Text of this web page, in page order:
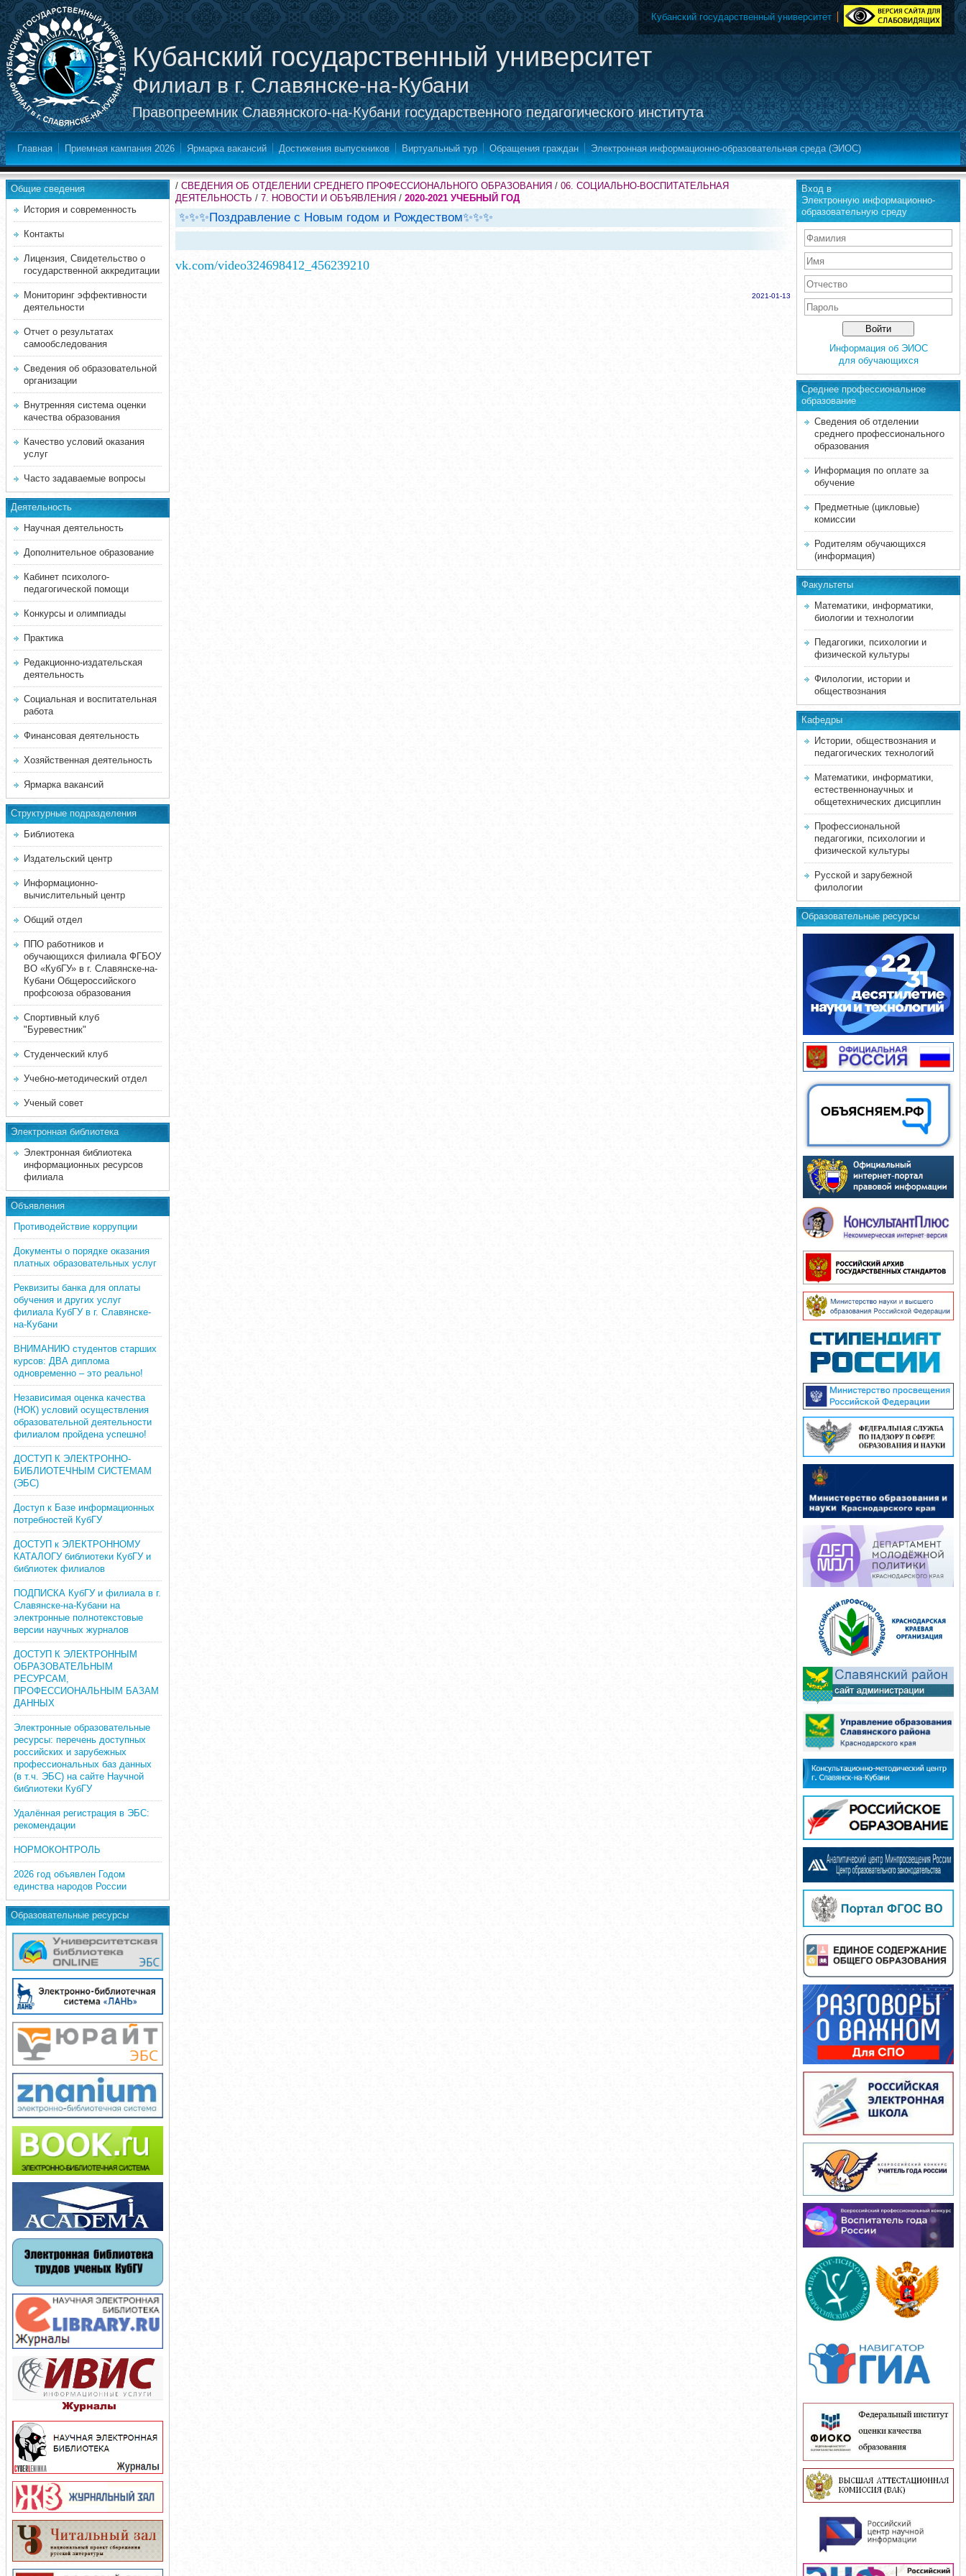
Кубанский государственный университет
Филиал в г. Славянске-на-Кубани
Правопреемник Славянского-на-Кубани государственного педагогического института
Кубанский государственный университет
Главная Приемная кампания 2026 Ярмарка вакансий Достижения выпускников Виртуальный тур Обращения граждан Электронная информационно-образовательная среда (ЭИОС)
Общие сведения
История и современность
Контакты
Лицензия, Свидетельство о
государственной аккредитации
Мониторинг эффективности
деятельности
Отчет о результатах
самообследования
Сведения об образовательной
организации
Внутренняя система оценки
качества образования
Качество условий оказания
услуг
Часто задаваемые вопросы
Деятельность
Научная деятельность
Дополнительное образование
Кабинет психолого-
педагогической помощи
Конкурсы и олимпиады
Практика
Редакционно-издательская
деятельность
Социальная и воспитательная
работа
Финансовая деятельность
Хозяйственная деятельность
Ярмарка вакансий
Структурные подразделения
Библиотека
Издательский центр
Информационно-
вычислительный центр
Общий отдел
ППО работников и
обучающихся филиала ФГБОУ
ВО «КубГУ» в г. Славянске-на-
Кубани Общероссийского
профсоюза образования
Спортивный клуб
"Буревестник"
Студенческий клуб
Учебно-методический отдел
Ученый совет
Электронная библиотека
Электронная библиотека
информационных ресурсов
филиала
Объявления
Противодействие коррупции
Документы о порядке оказания
платных образовательных услуг
Реквизиты банка для оплаты
обучения и других услуг
филиала КубГУ в г. Славянске-
на-Кубани
ВНИМАНИЮ студентов старших
курсов: ДВА диплома
одновременно – это реально!
Независимая оценка качества
(НОК) условий осуществления
образовательной деятельности
филиалом пройдена успешно!
ДОСТУП К ЭЛЕКТРОННО-
БИБЛИОТЕЧНЫМ СИСТЕМАМ
(ЭБС)
Доступ к Базе информационных
потребностей КубГУ
ДОСТУП к ЭЛЕКТРОННОМУ
КАТАЛОГУ библиотеки КубГУ и
библиотек филиалов
ПОДПИСКА КубГУ и филиала в г.
Славянске-на-Кубани на
электронные полнотекстовые
версии научных журналов
ДОСТУП К ЭЛЕКТРОННЫМ
ОБРАЗОВАТЕЛЬНЫМ
РЕСУРСАМ,
ПРОФЕССИОНАЛЬНЫМ БАЗАМ
ДАННЫХ
Электронные образовательные
ресурсы: перечень доступных
российских и зарубежных
профессиональных баз данных
(в т.ч. ЭБС) на сайте Научной
библиотеки КубГУ
Удалённая регистрация в ЭБС:
рекомендации
НОРМОКОНТРОЛЬ
2026 год объявлен Годом
единства народов России
Образовательные ресурсы
/ СВЕДЕНИЯ ОБ ОТДЕЛЕНИИ СРЕДНЕГО ПРОФЕССИОНАЛЬНОГО ОБРАЗОВАНИЯ / 06. СОЦИАЛЬНО-ВОСПИТАТЕЛЬНАЯ
ДЕЯТЕЛЬНОСТЬ / 7. НОВОСТИ И ОБЪЯВЛЕНИЯ / 2020-2021 УЧЕБНЫЙ ГОД
✨✨✨Поздравление с Новым годом и Рождеством✨✨✨
vk.com/video324698412_456239210
2021-01-13
Вход в
Электронную информационно-
образовательную среду
Информация об ЭИОС
для обучающихся
Среднее професcиональное
образование
Сведения об отделении
среднего профессионального
образования
Информация по оплате за
обучение
Предметные (цикловые)
комиссии
Родителям обучающихся
(информация)
Факультеты
Математики, информатики,
биологии и технологии
Педагогики, психологии и
физической культуры
Филологии, истории и
обществознания
Кафедры
Истории, обществознания и
педагогических технологий
Математики, информатики,
естественнонаучных и
общетехнических дисциплин
Профессиональной
педагогики, психологии и
физической культуры
Русской и зарубежной
филологии
Образовательные ресурсы